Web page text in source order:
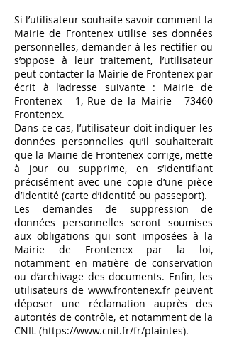
Si l’utilisateur souhaite savoir comment la
Mairie de Frontenex utilise ses données
personnelles, demander à les rectifier ou
s’oppose à leur traitement, l’utilisateur
peut contacter la Mairie de Frontenex par
écrit à l’adresse suivante : Mairie de
Frontenex - 1, Rue de la Mairie - 73460
Frontenex.
Dans ce cas, l’utilisateur doit indiquer les
données personnelles qu’il souhaiterait
que la Mairie de Frontenex corrige, mette
à jour ou supprime, en s’identifiant
précisément avec une copie d’une pièce
d’identité (carte d’identité ou passeport).
Les demandes de suppression de
données personnelles seront soumises
aux obligations qui sont imposées à la
Mairie de Frontenex par la loi,
notamment en matière de conservation
ou d’archivage des documents. Enfin, les
utilisateurs de www.frontenex.frpeuvent
déposer une réclamation auprès des
autorités de contrôle, et notamment de la
CNIL (https://www.cnil.fr/fr/plaintes).